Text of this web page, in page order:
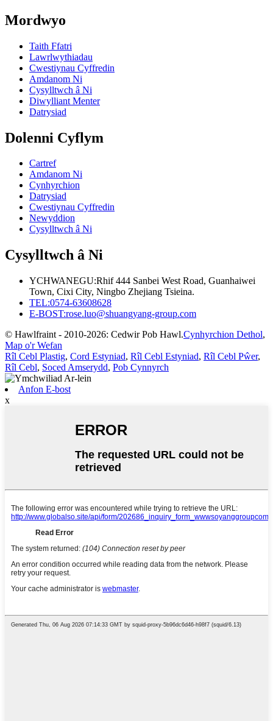
Mordwyo
Taith Ffatri
Lawrlwythiadau
Cwestiynau Cyffredin
Amdanom Ni
Cysylltwch â Ni
Diwylliant Menter
Datrysiad
Dolenni Cyflym
Cartref
Amdanom Ni
Cynhyrchion
Datrysiad
Cwestiynau Cyffredin
Newyddion
Cysylltwch â Ni
Cysylltwch â Ni
YCHWANEGU:Rhif 444 Sanbei West Road, Guanhaiwei
Town, Cixi City, Ningbo Zhejiang Tsieina.
TEL:0574-63608628
E-BOST:rose.luo@shuangyang-group.com
© Hawlfraint - 2010-2026: Cedwir Pob Hawl.Cynhyrchion Dethol,
Map o'r Wefan
Rîl Cebl Plastig, Cord Estyniad, Rîl Cebl Estyniad, Rîl Cebl Pŵer,
Rîl Cebl, Soced Amserydd, Pob Cynnyrch
Anfon E-bost
x